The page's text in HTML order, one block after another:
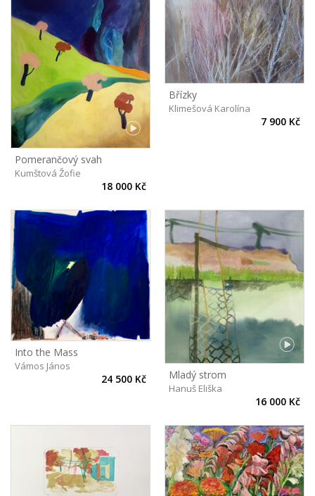
Pomerančový svah
Kumštová Žofie
18 000 Kč
Břízky
Klimešová Karolína
7 900 Kč
Into the Mass
Vámos János
24 500 Kč Mladý strom
Hanuš Eliška
16 000 Kč